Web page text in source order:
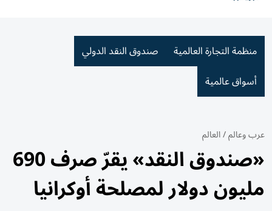
منظمة التجارة العالمية
صندوق النقد الدولي
أسواق عالمية
عرب وعالم/العالم
«صندوق النقد» يقرّ صرف 690
مليون دولار لمصلحة أوكرانيا